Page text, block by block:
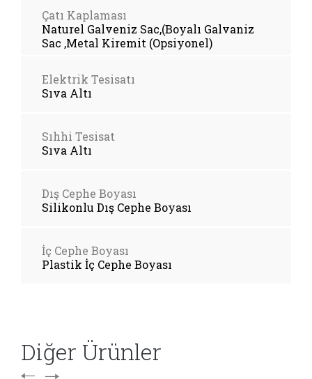
Çatı Kaplaması
Naturel Galveniz Sac,(Boyalı Galvaniz
Sac ,Metal Kiremit (Opsiyonel)
Elektrik Tesisatı
Sıva Altı
Sıhhi Tesisat
Sıva Altı
Dış Cephe Boyası
Silikonlu Dış Cephe Boyası
İç Cephe Boyası
Plastik İç Cephe Boyası
Diğer Ürünler